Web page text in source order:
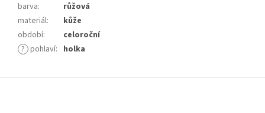
barva:
růžová
materiál:
kůže
období:
celoroční
? pohlaví: holka